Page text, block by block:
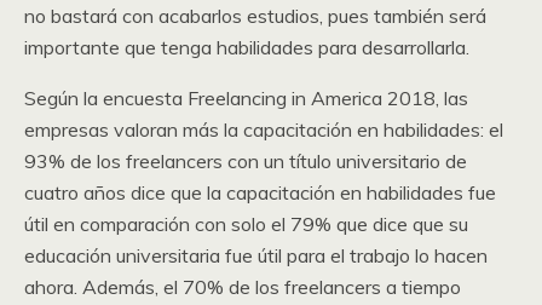
no bastará con acabarlos estudios, pues también será
importante que tenga habilidades para desarrollarla.
Según la encuesta Freelancing in America 2018, las
empresas valoran más la capacitación en habilidades: el
93% de los freelancers con un título universitario de
cuatro años dice que la capacitación en habilidades fue
útil en comparación con solo el 79% que dice que su
educación universitaria fue útil para el trabajo lo hacen
ahora. Además, el 70% de los freelancers a tiempo